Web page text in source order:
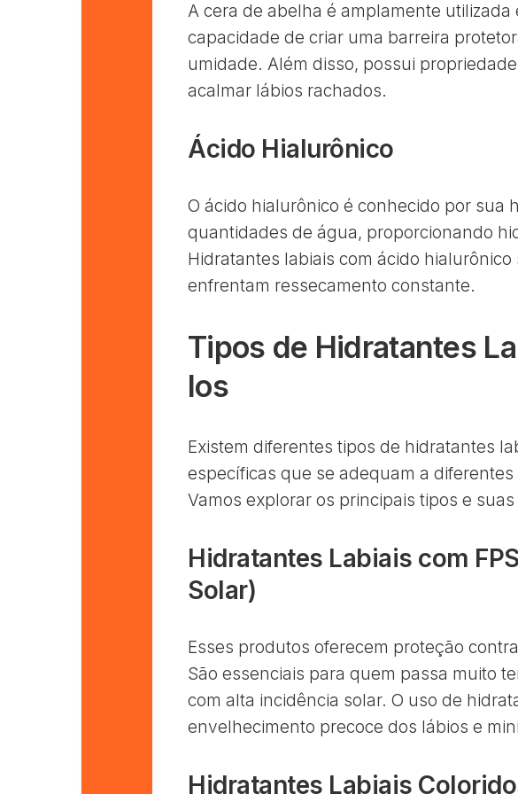
A cera de abelha é amplamente
capacidade de criar uma barreira
umidade. Além disso, possui
acalmar lábios rachados.
Ácido Hialurônico
O ácido hialurônico é conhecido por sua
quantidades de água, proporcionando
Hidratantes labiais com ácido
enfrentam ressecamento constante.
Tipos de Hidratantes
los
Existem diferentes tipos de hidratantes
específicas que se adequam a
Vamos explorar os principais tipos e
Hidratantes Labiais com
Solar)
Esses produtos oferecem proteção
São essenciais para quem passa muito
com alta incidência solar. O uso de
envelhecimento precoce dos lábios e
Hidratantes Labiais